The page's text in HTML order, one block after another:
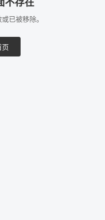
不存在
已被移除。
页